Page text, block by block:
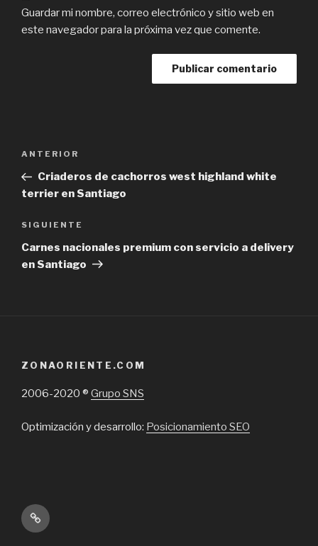
Guardar mi nombre, correo electrónico y sitio web en
este navegador para la próxima vez que comente.
entradas
Previous
Post
ANTERIOR
Criaderos de cachorros west highland white
terrier en Santiago
Next
Post
SIGUIENTE
Carnes nacionales premium con servicio a delivery
en Santiago
ZONAORIENTE.COM
2006-2020 ® Grupo SNS
Optimización y desarrollo: Posicionamiento SEO
Inicio